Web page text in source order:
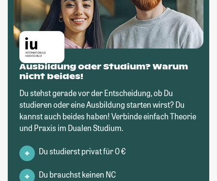
Ausbildung oder Studium? Warum
nicht beides!
Du stehst gerade vor der Entscheidung, ob Du
studieren oder eine Ausbildung starten wirst? Du
kannst auch beides haben! Verbinde einfach Theorie
und Praxis im Dualen Studium.
Du studierst privat für 0 €
Du brauchst keinen NC